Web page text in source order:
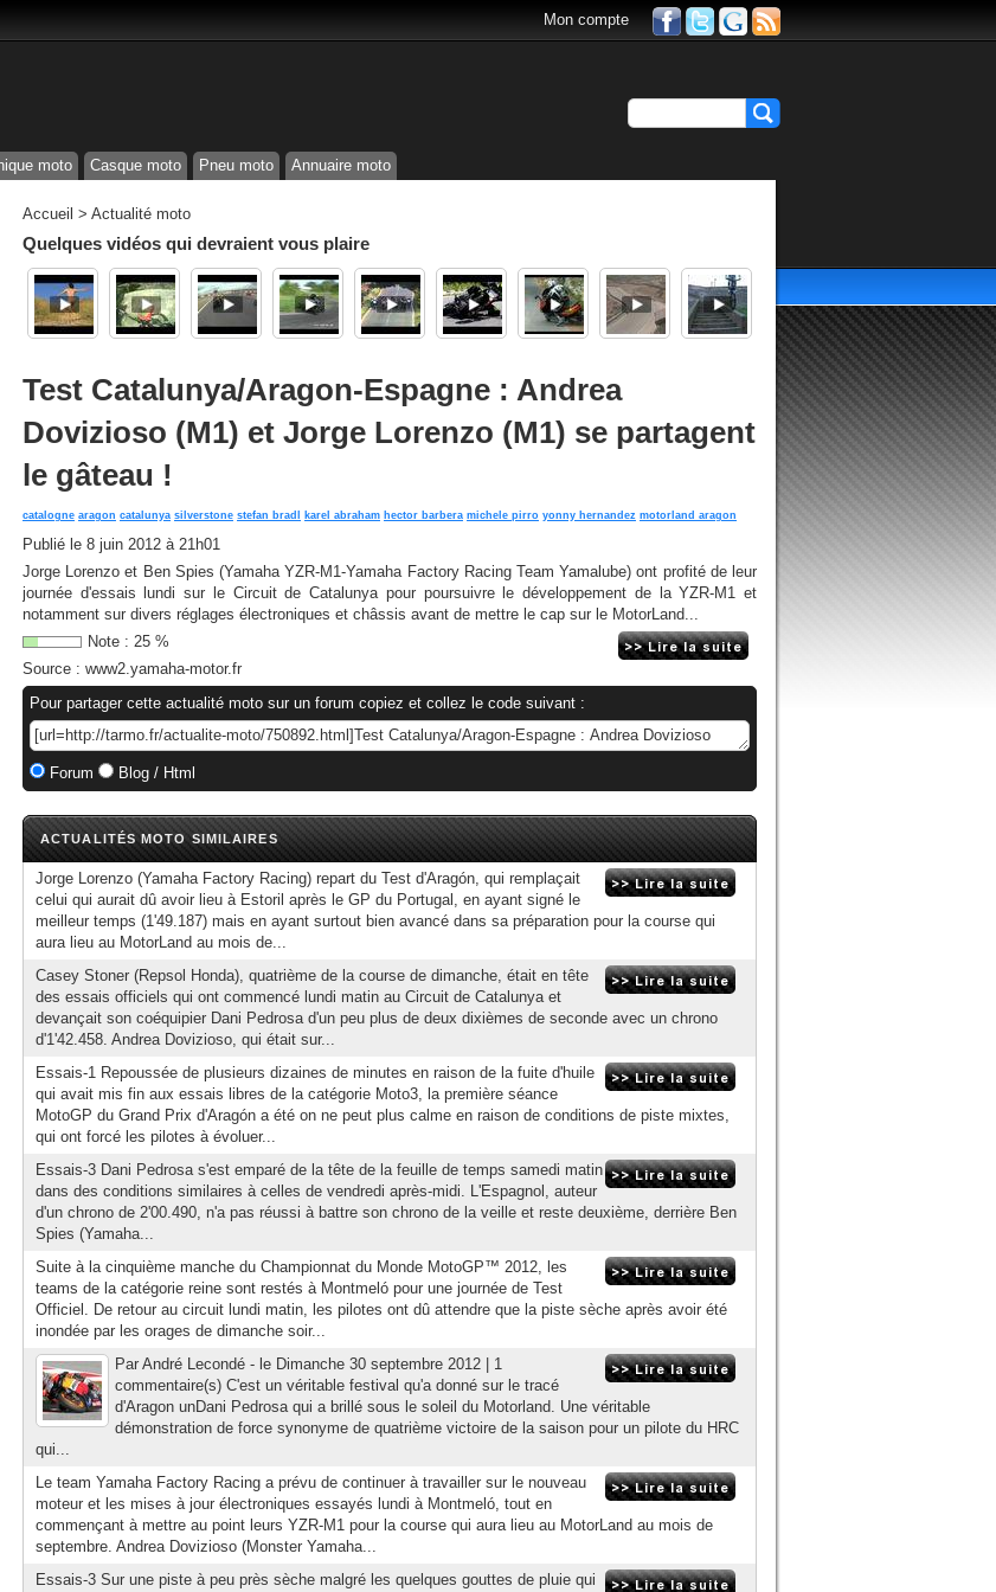
Mon compte
moto Casque moto Pneu moto Annuaire moto
Accueil > Actualité moto
Quelques vidéos qui devraient vous plaire
Test Catalunya/Aragon-Espagne : Andrea
Dovizioso (M1) et Jorge Lorenzo (M1) se partagent
le gâteau !
catalogne aragon catalunya silverstone stefan bradl karel abraham hector barbera michele pirro yonny hernandez motorland aragon
Publié le 8 juin 2012 à 21h01
Jorge Lorenzo et Ben Spies (Yamaha YZR-M1-Yamaha Factory Racing Team Yamalube) ont profité de leur
journée d'essais lundi sur le Circuit de Catalunya pour poursuivre le développement de la YZR-M1 et
notamment sur divers réglages électroniques et châssis avant de mettre le cap sur le MotorLand...
Note : 25 %
Source : www2.yamaha-motor.fr
Pour partager cette actualité moto sur un forum copiez et collez le code suivant :
Forum Blog / Html
ACTUALITÉS MOTO SIMILAIRES
Jorge Lorenzo (Yamaha Factory Racing) repart du Test d'Aragón, qui remplaçait
celui qui aurait dû avoir lieu à Estoril après le GP du Portugal, en ayant signé le
meilleur temps (1'49.187) mais en ayant surtout bien avancé dans sa préparation pour la course qui
aura lieu au MotorLand au mois de...
Casey Stoner (Repsol Honda), quatrième de la course de dimanche, était en tête
des essais officiels qui ont commencé lundi matin au Circuit de Catalunya et
devançait son coéquipier Dani Pedrosa d'un peu plus de deux dixièmes de seconde avec un chrono
d'1'42.458. Andrea Dovizioso, qui était sur...
Essais-1 Repoussée de plusieurs dizaines de minutes en raison de la fuite d'huile
qui avait mis fin aux essais libres de la catégorie Moto3, la première séance
MotoGP du Grand Prix d'Aragón a été on ne peut plus calme en raison de conditions de piste mixtes,
qui ont forcé les pilotes à évoluer...
Essais-3 Dani Pedrosa s'est emparé de la tête de la feuille de temps samedi matin
dans des conditions similaires à celles de vendredi après-midi. L'Espagnol, auteur
d'un chrono de 2'00.490, n'a pas réussi à battre son chrono de la veille et reste deuxième, derrière Ben
Spies (Yamaha...
Suite à la cinquième manche du Championnat du Monde MotoGP™ 2012, les
teams de la catégorie reine sont restés à Montmeló pour une journée de Test
Officiel. De retour au circuit lundi matin, les pilotes ont dû attendre que la piste sèche après avoir été
inondée par les orages de dimanche soir...
Par André Lecondé - le Dimanche 30 septembre 2012 | 1
commentaire(s) C'est un véritable festival qu'a donné sur le tracé
d'Aragon unDani Pedrosa qui a brillé sous le soleil du Motorland. Une véritable
démonstration de force synonyme de quatrième victoire de la saison pour un pilote du HRC
qui...
Le team Yamaha Factory Racing a prévu de continuer à travailler sur le nouveau
moteur et les mises à jour électroniques essayés lundi à Montmeló, tout en
commençant à mettre au point leurs YZR-M1 pour la course qui aura lieu au MotorLand au mois de
septembre. Andrea Dovizioso (Monster Yamaha...
Essais-3 Sur une piste à peu près sèche malgré les quelques gouttes de pluie qui